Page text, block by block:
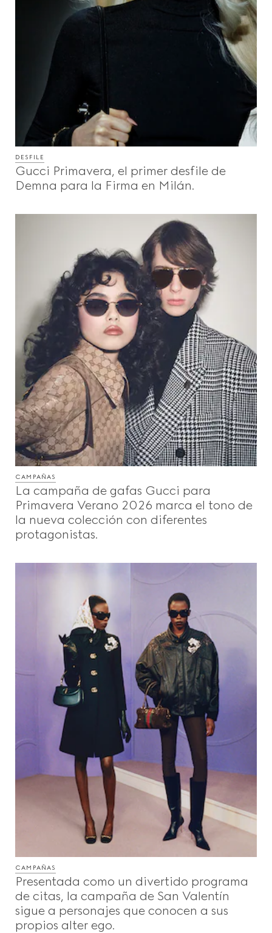
DESFILE
Gucci Primavera, el primer desfile de
Demna para la Firma en Milán.
CAMPAÑAS
La campaña de gafas Gucci para
Primavera Verano 2026 marca el tono de
la nueva colección con diferentes
protagonistas.
CAMPAÑAS
Presentada como un divertido programa
de citas, la campaña de San Valentín
sigue a personajes que conocen a sus
propios alter ego.